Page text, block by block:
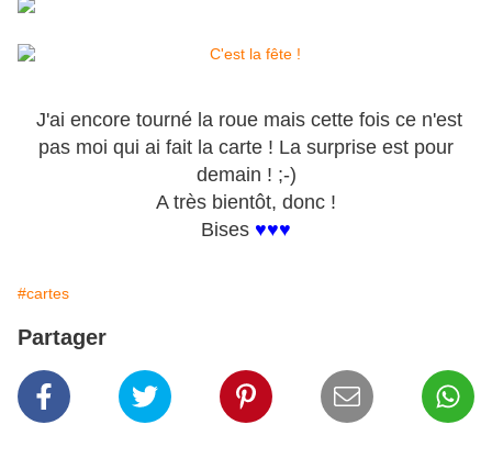
J'ai encore tourné la roue mais cette fois ce n'est
pas moi qui ai fait la carte ! La surprise est pour
demain ! ;-)
A très bientôt, donc !
Bises ♥♥♥
#cartes
Partager